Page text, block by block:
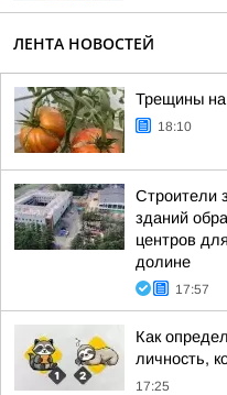
ЛЕНТА НОВОСТЕЙ
Трещины на
18:10
Строители
зданий
центров
долине
17:57
Как
личность,
17:25